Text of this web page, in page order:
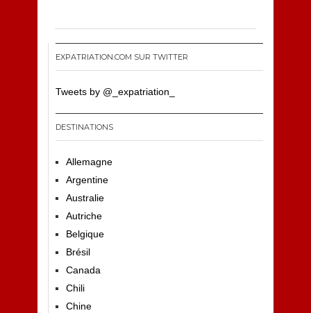
EXPATRIATION.COM SUR TWITTER
Tweets by @_expatriation_
DESTINATIONS
Allemagne
Argentine
Australie
Autriche
Belgique
Brésil
Canada
Chili
Chine